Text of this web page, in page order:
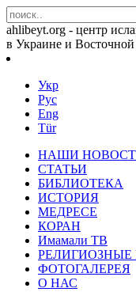
ahlibeyt.org - центр
в Украине и
Укр
Рус
Eng
Tür
НАШИ
СТАТЬИ
БИБЛИОТЕКА
ИСТОРИЯ
МЕДРЕСЕ
КОРАН
Имамали ТВ
ФОТОГАЛЕРЕЯ
О НАС